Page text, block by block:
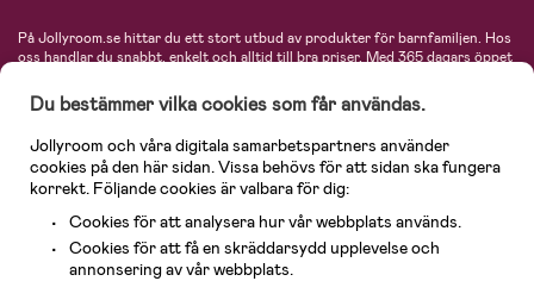
På Jollyroom.se hittar du ett stort utbud av produkter för barnfamiljen. Hos
oss handlar du snabbt, enkelt och alltid till bra priser.Med 365 dagars öppet
hos oss. I vårt sortiment hittar du barnvagnar, bilstolar, kläder för barn och
baby, produkter för mamman, massor av inspirerande inredning, leksaker,
babyprodukter och mycket mer. Vi erbjuder produkter från välkända
varumärken så som Britax, Maxi-Cosi, Baby Jogger, BabyBjörn, Didriksons,
KidKraft, Ergobaby, Philips Avent, Neonate, Cybex, LEGO och många fler.
Välkommen in och kika runt i Nordens största barn- och babybutik på nätet!
Du bestämmer vilka cookies som får användas.
Jollyroom och våra digitala samarbetspartners använder
cookies på den här sidan. Vissa behövs för att sidan ska fungera
korrekt. Följande cookies är valbara för dig:
Cookies för att analysera hur vår webbplats används.
Cookies för att få en skräddarsydd upplevelse och
annonsering av vår webbplats.